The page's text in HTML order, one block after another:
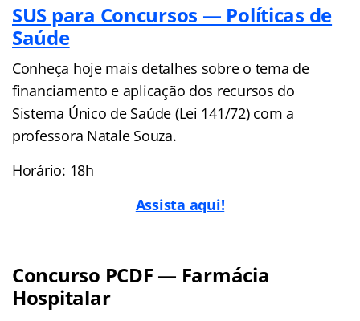
SUS para Concursos — Políticas de
Saúde
Conheça hoje mais detalhes sobre o tema de
financiamento e aplicação dos recursos do
Sistema Único de Saúde (Lei 141/72) com a
professora Natale Souza.
Horário: 18h
Assista aqui!
Concurso PCDF — Farmácia
Hospitalar